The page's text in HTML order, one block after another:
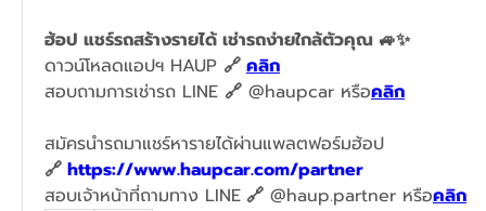
ฮ้อป แชร์รถสร้างรายได้ เช่ารถง่ายใกล้ตัวคุณ 🚙✨
ดาวน์โหลดแอปฯ HAUP 🔗 คลิก
สอบถามการเช่ารถ LINE 🔗 @haupcar หรือคลิก
สมัครนำรถมาแชร์หารายได้ผ่านแพลตฟอร์มฮ้อป
🔗 https://www.haupcar.com/partner
สอบเจ้าหน้าที่ถามทาง LINE 🔗 @haup.partner หรือคลิก